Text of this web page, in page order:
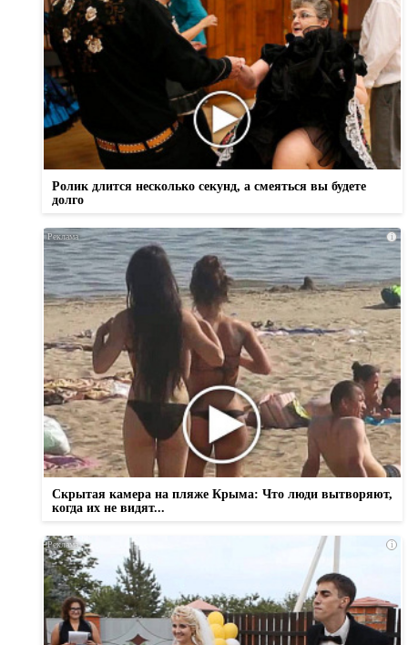
Ролик длится несколько секунд, а смеяться вы будете
долго
i
Скрытая камера на пляже Крыма: Что люди вытворяют,
когда их не видят...
i